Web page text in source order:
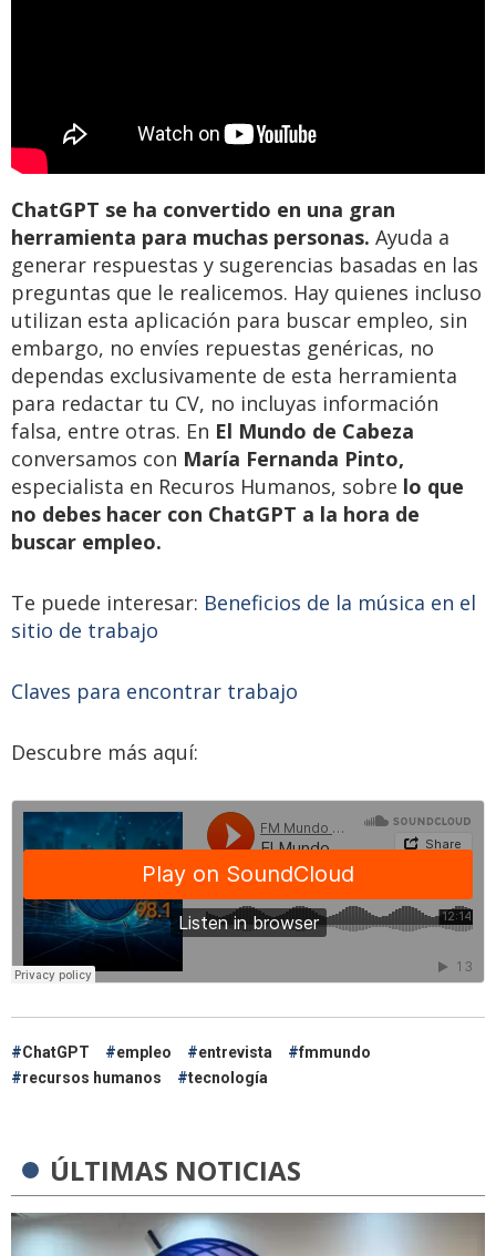
ChatGPT se ha convertido en una gran
herramienta para muchas personas. Ayuda a
generar respuestas y sugerencias basadas en las
preguntas que le realicemos. Hay quienes incluso
utilizan esta aplicación para buscar empleo, sin
embargo, no envíes repuestas genéricas, no
dependas exclusivamente de esta herramienta
para redactar tu CV, no incluyas información
falsa, entre otras. En El Mundo de Cabeza
conversamos con María Fernanda Pinto,
especialista en Recuros Humanos, sobre lo que
no debes hacer con ChatGPT a la hora de
buscar empleo.
Te puede interesar: Beneficios de la música en el
sitio de trabajo
Claves para encontrar trabajo
Descubre más aquí:
ChatGPT empleo entrevista
fmmundo
recursos humanos
tecnología
ÚLTIMAS NOTICIAS